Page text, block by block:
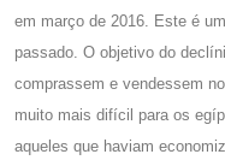
em março de 2016. Este é
passado. O objetivo do
comprassem e vendessem
muito mais difícil para os
aqueles que haviam